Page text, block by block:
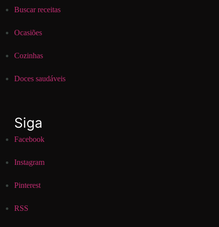
Buscar receitas
Ocasiões
Cozinhas
Doces saudáveis
Siga
Facebook
Instagram
Pinterest
RSS